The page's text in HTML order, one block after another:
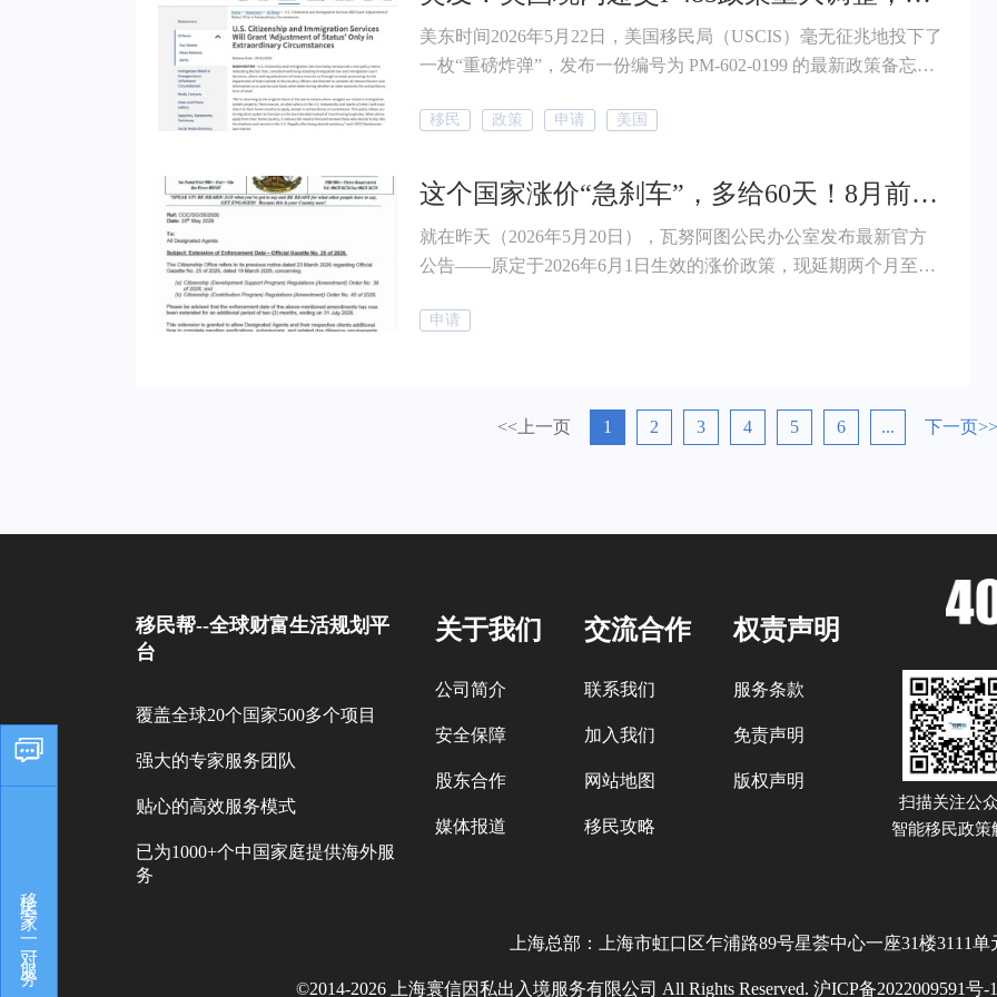
美东时间2026年5月22日，美国移民局（USCIS）毫无征兆地投下了
一枚“重磅炸弹”，发布一份编号为 PM-602-0199 的最新政策备忘
递交 I-485 申请绿卡）并不是申请人的“权利”，而是一种基于“自由
况”（Extraordinary Circumstances）下，才会批准在美国境内的“境内
身份调整”。
移民 政策 申请 美国
这个国家涨价“急刹车”，多给60天！8月前上车省下十几万！
就在昨天（2026年5月20日），瓦努阿图公民办公室发布最新官方
公告——原定于2026年6月1日生效的涨价政策，现延期两个月至
的申请人只剩10天左右锁定旧政价格，现在多出了60天。 当前瓦努
申请
<<上一页 1 2 3 4 5 6 ... 下一页>>
移民帮--全球财富生活规划平
台
覆盖全球20个国家500多个项目
强大的专家服务团队
贴心的高效服务模式
已为1000+个中国家庭提供海外服
务
关于我们
公司简介
安全保障
股东合作
媒体报道
交流合作
联系我们
加入我们
网站地图
移民攻略
权责声明
服务条款
免责声明
版权声明
扫描关注公
智能移民政策
上海总部：上海市虹口区乍浦路89号星荟中心一座31楼3111单
©2014-2026 上海寰信因私出入境服务有限公司 All Rights Reserved. 沪ICP备2022009591号-1
移民专家，一对一服务